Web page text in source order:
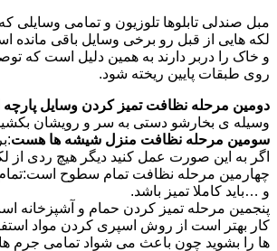
مبل صندلی تابلوها تلوزیون و تمامی
لکه هایی از قبل رو برخی وسایل باقی
و خاک را دربر دارند به همین دلیل است که
روی طبقات پایین ریخته شود.
دومین مرحله نظافت تمیز کردن وسایل پارچه
وسیله ی بخارشو دستی به سر و رویشان بکشید
سومین مرحله نظافت منزل شیشه ها هست
اگر به این صورت عمل کنید دیگر هیچ ردی از
چهارمین مرحله نظافت تمام سطوح
و …باید کاملا تمیز باشد.
پنجمین مرحله تمیز کردن حمام و آشپزخانه
کار بهتر است از روش اسپری کردن مواد
ها را بشوید چون باعث می شواد تمامی جرم